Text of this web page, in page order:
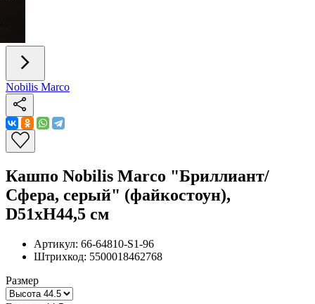
Nobilis Marco
Кашпо Nobilis Marco "Бриллиант/
Сфера, серый" (файкостоун),
D51xH44,5 см
Артикул: 66-64810-S1-96
Штрихкод: 5500018462768
Размер